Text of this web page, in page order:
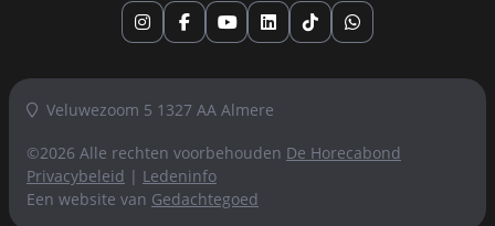
Instagram
Facebook
YouTubeLinkedIn
TikTokWhatsapp
Veluwezoom 5 1327 AA Almere
©2026 Alle rechten voorbehouden De Horecabond
Privacybeleid | Ledeninfo
Een website van Gedachtegoed